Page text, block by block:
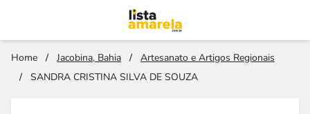
Home / Jacobina, Bahia /
Artesanato e Artigos Regionais
/
SANDRA CRISTINA SILVA DE SOUZA